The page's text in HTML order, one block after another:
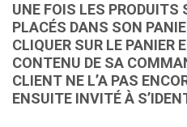
UNE FOIS LES PRODUITS
PLACÉS DANS SON
CLIQUER SUR LE PANIER
CONTENU DE SA
CLIENT NE L’A PAS
ENSUITE INVITÉ À